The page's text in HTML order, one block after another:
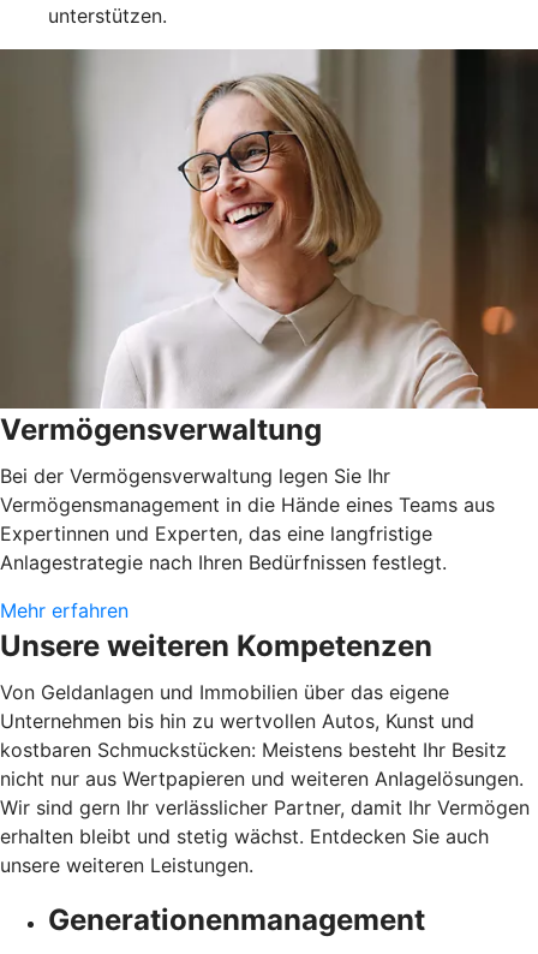
unterstützen.
Vermögensverwaltung
Bei der Vermögensverwaltung legen Sie Ihr
Vermögensmanagement in die Hände eines Teams aus
Expertinnen und Experten, das eine langfristige
Anlagestrategie nach Ihren Bedürfnissen festlegt.
Mehr erfahren
Unsere weiteren Kompetenzen
Von Geldanlagen und Immobilien über das eigene
Unternehmen bis hin zu wertvollen Autos, Kunst und
kostbaren Schmuckstücken: Meistens besteht Ihr Besitz
nicht nur aus Wertpapieren und weiteren Anlagelösungen.
Wir sind gern Ihr verlässlicher Partner, damit Ihr Vermögen
erhalten bleibt und stetig wächst. Entdecken Sie auch
unsere weiteren Leistungen.
Generationenmanagement